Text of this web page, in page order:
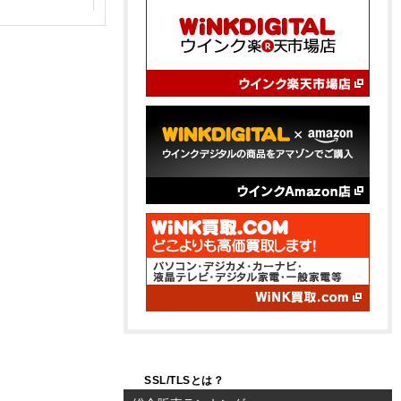
SSL/TLSとは？